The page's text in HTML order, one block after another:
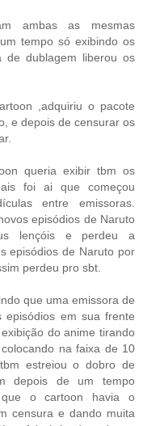
ambas as mesmas
tempo só exibindo os
de dublagem liberou os
,adquiriu o pacote
e depois de censurar os
queria exibir tbm os
foi ai que começou
entre emissoras.
episódios de Naruto
lençóis e perdeu a
episódios de Naruto por
perdeu pro sbt.
que uma emissora de
episódios em sua frente
do anime tirando
na faixa de 10
estreiou o dobro de
depois de um tempo
o cartoon havia o
censura e dando muita